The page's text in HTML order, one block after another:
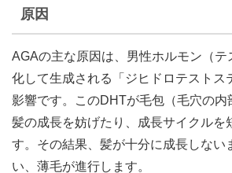
原因
AGAの主な原因は、男性ホルモン（テ
化して生成される「ジヒドロテストス
影響です。このDHTが毛包（毛穴の内
髪の成長を妨げたり、成長サイクルを
す。その結果、髪が十分に成長しない
い、薄毛が進行します。